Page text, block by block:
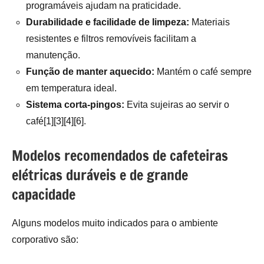
programáveis ajudam na praticidade.
Durabilidade e facilidade de limpeza: Materiais
resistentes e filtros removíveis facilitam a
manutenção.
Função de manter aquecido: Mantém o café sempre
em temperatura ideal.
Sistema corta-pingos: Evita sujeiras ao servir o
café[1][3][4][6].
Modelos recomendados de cafeteiras
elétricas duráveis e de grande
capacidade
Alguns modelos muito indicados para o ambiente
corporativo são: